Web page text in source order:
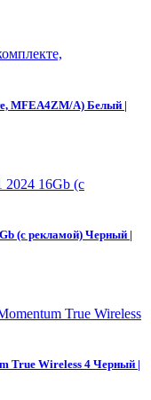
MFEA4ZM/A) Белый |
(с рекламой) Черный |
True Wireless 4 Черный |